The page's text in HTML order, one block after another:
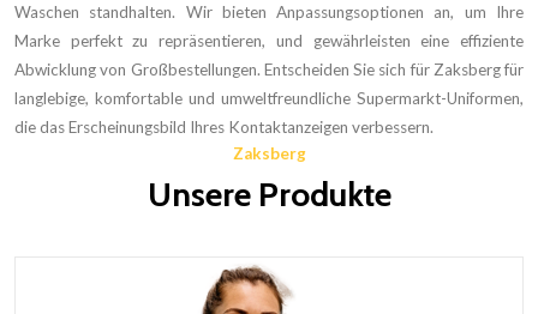
Waschen standhalten. Wir bieten Anpassungsoptionen an, um Ihre
Marke perfekt zu repräsentieren, und gewährleisten eine effiziente
Abwicklung von Großbestellungen. Entscheiden Sie sich für Zaksberg für
langlebige, komfortable und umweltfreundliche Supermarkt-Uniformen,
die das Erscheinungsbild Ihres Kontaktanzeigen verbessern.
Zaksberg
Unsere Produkte